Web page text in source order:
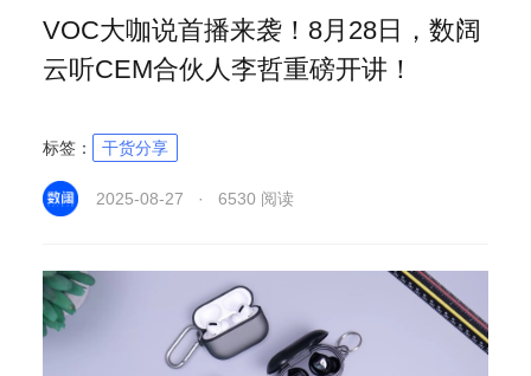
VOC大咖说首播来袭！8月28日，数阔
云听CEM合伙人李哲重磅开讲！
标签： 干货分享
2025-08-27 · 6530 阅读